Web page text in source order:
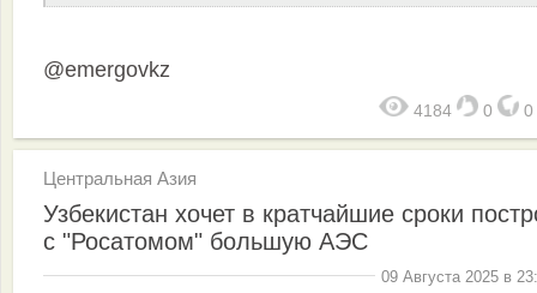
@emergovkz
4184 0 0
Центральная Азия
Узбекистан хочет в кратчайшие сроки
с "Росатомом" большую АЭС
09 Августа 2025 в